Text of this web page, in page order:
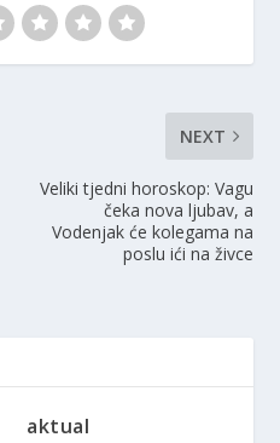
NEXT
Veliki tjedni horoskop: Vagu
čeka nova ljubav, a
Vodenjak će kolegama na
poslu ići na živce
aktual